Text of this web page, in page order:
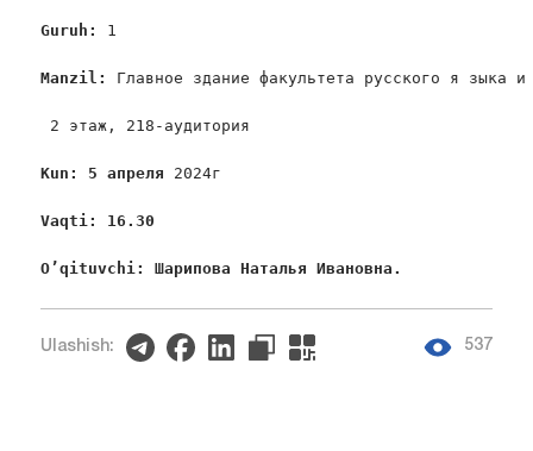
Guruh : 1
Manzil : Главное здание факультета русского я зыка и
2 этаж, 218-аудитория
Kun : 5 апреля 2024г
Vaqti: 16.30
O’qituvchi: Шарипова Наталья Ивановна.
Ulashish: 537